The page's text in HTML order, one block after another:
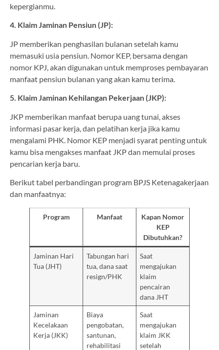
kepergianmu.
4. Klaim Jaminan Pensiun (JP):
JP memberikan penghasilan bulanan setelah kamu
memasuki usia pensiun. Nomor KEP, bersama dengan
nomor KPJ, akan digunakan untuk memproses pembayaran
manfaat pensiun bulanan yang akan kamu terima.
5. Klaim Jaminan Kehilangan Pekerjaan (JKP):
JKP memberikan manfaat berupa uang tunai, akses
informasi pasar kerja, dan pelatihan kerja jika kamu
mengalami PHK. Nomor KEP menjadi syarat penting untuk
kamu bisa mengakses manfaat JKP dan memulai proses
pencarian kerja baru.
Berikut tabel perbandingan program BPJS Ketenagakerjaan
dan manfaatnya:
Program Manfaat
Kapan Nomor
KEP
Dibutuhkan?
Jaminan Hari
Tua (JHT)
Tabungan hari
tua, dana saat
resign/PHK
Saat
mengajukan
klaim
pencairan
dana JHT
Jaminan
Kecelakaan
Kerja (JKK)
Biaya
pengobatan,
santunan,
rehabilitasi
Saat
mengajukan
klaim JKK
setelah